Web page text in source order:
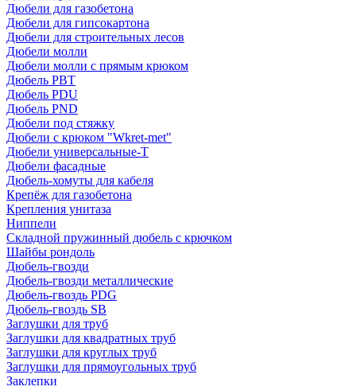
Дюбели для газобетона
Дюбели для гипсокартона
Дюбели для строительных лесов
Дюбели молли
Дюбели молли с прямым крюком
Дюбель PBT
Дюбель PDU
Дюбель PND
Дюбели под стяжку
Дюбели с крюком "Wkret-met"
Дюбели универсальные-Т
Дюбели фасадные
Дюбель-хомуты для кабеля
Крепёж для газобетона
Крепления унитаза
Ниппели
Складной пружинный дюбель с крючком
Шайбы рондоль
Дюбель-гвозди
Дюбель-гвозди металлические
Дюбель-гвоздь PDG
Дюбель-гвоздь SB
Заглушки для труб
Заглушки для квадратных труб
Заглушки для круглых труб
Заглушки для прямоугольных труб
Заклепки